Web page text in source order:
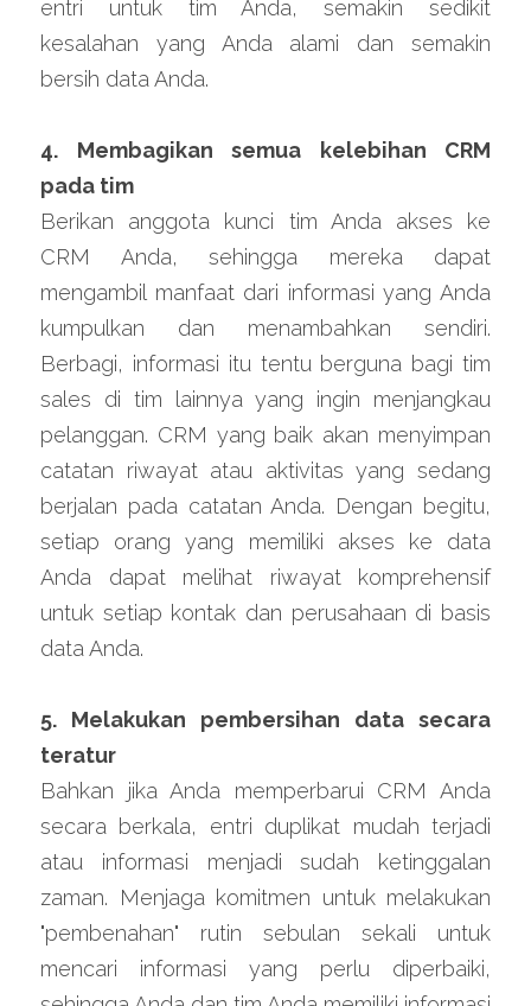
entri untuk tim Anda, semakin sedikit
kesalahan yang Anda alami dan semakin
bersih data Anda.
4. Membagikan semua kelebihan CRM
pada tim
Berikan anggota kunci tim Anda akses ke
CRM Anda, sehingga mereka dapat
mengambil manfaat dari informasi yang Anda
kumpulkan dan menambahkan sendiri.
Berbagi, informasi itu tentu berguna bagi tim
sales di tim lainnya yang ingin menjangkau
pelanggan. CRM yang baik akan menyimpan
catatan riwayat atau aktivitas yang sedang
berjalan pada catatan Anda. Dengan begitu,
setiap orang yang memiliki akses ke data
Anda dapat melihat riwayat komprehensif
untuk setiap kontak dan perusahaan di basis
data Anda.
5. Melakukan pembersihan data secara
teratur
Bahkan jika Anda memperbarui CRM Anda
secara berkala, entri duplikat mudah terjadi
atau informasi menjadi sudah ketinggalan
zaman. Menjaga komitmen untuk melakukan
"pembenahan" rutin sebulan sekali untuk
mencari informasi yang perlu diperbaiki,